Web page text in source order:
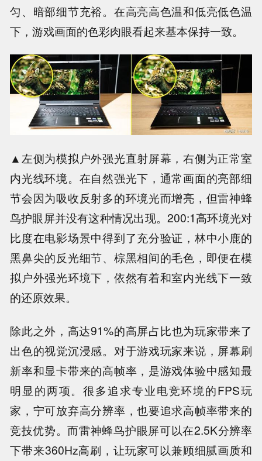
匀、暗部细节充裕。在高亮高色温和低亮低色温
下，游戏画面的色彩肉眼看起来基本保持一致。
▲左侧为模拟户外强光直射屏幕，右侧为正常室
内光线环境。在自然强光下，通常画面的亮部细
节会因为吸收反射多的环境光而增亮，但雷神蜂
鸟护眼屏并没有这种情况出现。200:1高环境光对
比度在电影场景中得到了充分验证，林中小鹿的
黑鼻尖的反光细节、棕黑相间的毛色，即便在模
拟户外强光环境下，依然有着和室内光线下一致
的还原效果。
除此之外，高达91%的高屏占比也为玩家带来了
出色的视觉沉浸感。对于游戏玩家来说，屏幕刷
新率和显卡带来的高帧率，是游戏体验中感知最
明显的两项。很多追求专业电竞环境的FPS玩
家，宁可放弃高分辨率，也要追求高帧率带来的
竞技优势。而雷神蜂鸟护眼屏可以在2.5K分辨率
下带来360Hz高刷，让玩家可以兼顾细腻画质和